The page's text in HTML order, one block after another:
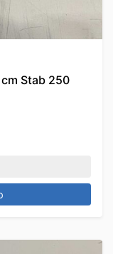
Stab 250